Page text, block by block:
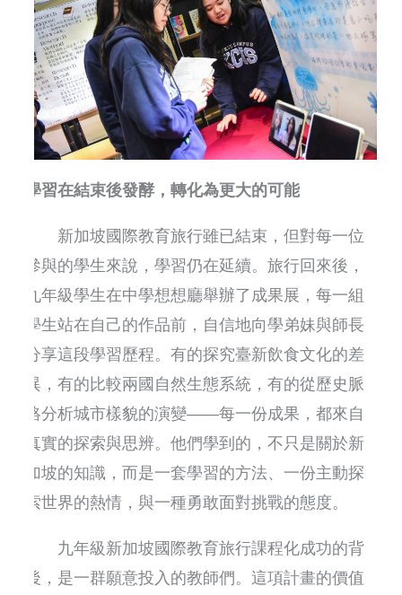
學習在結束後發酵，轉化為更大的可能
新加坡國際教育旅行雖已結束，但對每一位
參與的學生來說，學習仍在延續。旅行回來後，
九年級學生在中學想想廳舉辦了成果展，每一組
學生站在自己的作品前，自信地向學弟妹與師長
分享這段學習歷程。有的探究臺新飲食文化的差
異，有的比較兩國自然生態系統，有的從歷史脈
絡分析城市樣貌的演變——每一份成果，都來自
真實的探索與思辨。他們學到的，不只是關於新
加坡的知識，而是一套學習的方法、一份主動探
索世界的熱情，與一種勇敢面對挑戰的態度。
九年級新加坡國際教育旅行課程化成功的背
後，是一群願意投入的教師們。這項計畫的價值